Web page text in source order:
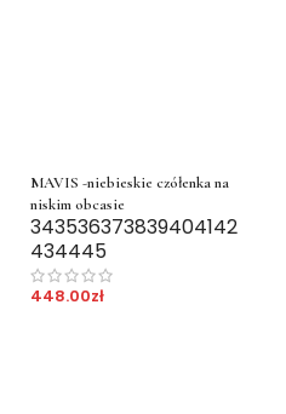
MAVIS -niebieskie czółenka na
niskim obcasie
343536373839404142
434445
448.00zł